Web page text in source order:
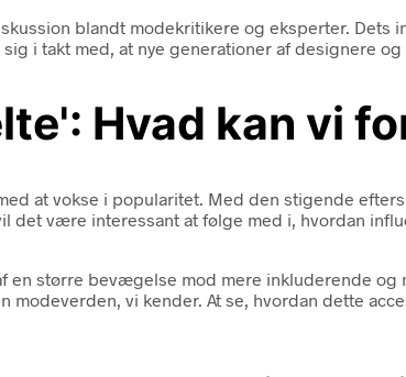
blandt modekritikere og eksperter.
i takt med, at nye generationer af designere
Hvad kan vi
at vokse i popularitet. Med den stigende
det være interessant at følge med i, hvordan
større bevægelse mod mere inkluderende
vi kender. At se, hvordan dette